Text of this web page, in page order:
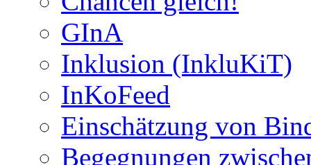
GInA
Inklusion (InkluKiT)
InKoFeed
Einschätzung von
Begegnungen